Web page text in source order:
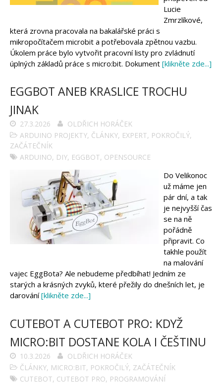
Arduino projekty
Arduino s Massimem Banzim
Arduino se Zbyškem Vodou
Arduino v příkladech
Arduino roboti
Tinylab
Makeblock
Micro:bit
Koupit
Lucie
Zmrzlíkové,
která zrovna pracovala na bakalářské práci s
mikropočítačem microbit a potřebovala zpětnou vazbu.
Úkolem práce bylo vytvořit pracovní listy pro zvládnutí
úplných základů práce s micro:bit. Dokument [klikněte zde...]
EGGBOT ANEB KRASLICE TROCHU
JINAK
27.3.2026
OLDŘICH HORÁČEK
ARDUINO PROJEKTY, ČLÁNKY, EXPERT, POKROČILÝ,
ZAČÁTEČNÍK
ARDUINO, DIY, EGGBOT, OPENSOURCE
Do Velikonoc
už máme jen
pár dní, a tak
je nejvyšší čas
se na ně
pořádně
připravit. Co
takhle použít
na malování
vajec EggBota? Ale nebudeme předbíhat! Jedním ze
starých a krásných zvyků, které přežily do dnešních let, je
darování[klikněte zde...]
CUTEBOT A CUTEBOT PRO: KDYŽ
MICRO:BIT DOSTANE KOLA I ČEŠTINU
10.3.2026
OLDŘICH HORÁČEK
ČLÁNKY, MICRO:BIT, POKROČILÝ, ZAČÁTEČNÍK
CUTEBOT, CUTEBOT PRO, PROGRAMOVÁNÍ